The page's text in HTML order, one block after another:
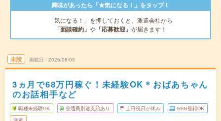
興味があったら「★気になる！」をタップ！
「気になる！」を押しておくと、派遣会社から
「面談確約」 や 「応募歓迎」 が届きます！
未読 掲載日 2026/08/03
3ヵ月で68万円稼ぐ！未経験OK＊おばあちゃん
のお話相手など
職種未経験OK 交通費別途支給あり 土日祝日が休み WEB登録OK
派遣